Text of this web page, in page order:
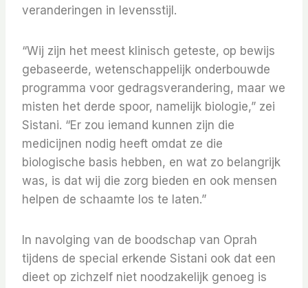
veranderingen in levensstijl.
“Wij zijn het meest klinisch geteste, op bewijs
gebaseerde, wetenschappelijk onderbouwde
programma voor gedragsverandering, maar we
misten het derde spoor, namelijk biologie,” zei
Sistani. “Er zou iemand kunnen zijn die
medicijnen nodig heeft omdat ze die
biologische basis hebben, en wat zo belangrijk
was, is dat wij die zorg bieden en ook mensen
helpen de schaamte los te laten.”
In navolging van de boodschap van Oprah
tijdens de special erkende Sistani ook dat een
dieet op zichzelf niet noodzakelijk genoeg is